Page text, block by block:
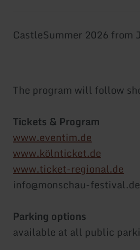
CastleSummer 2026 from
The program will follow
Tickets & Program
www.eventim.de
www.kölnticket.de
www.ticket-regional.de
info@monschau-festival.de
Parking options
available at all public